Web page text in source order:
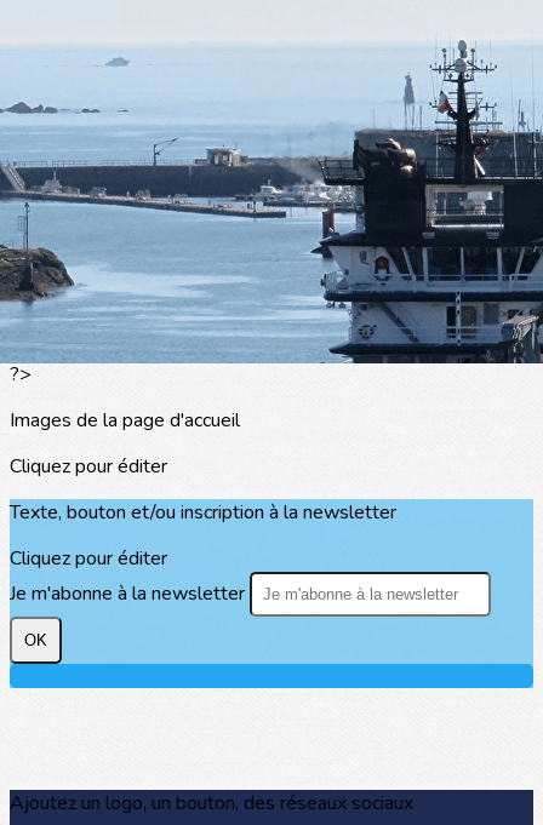
Exporter toutes les colonnes
Exporter uniquement les colonnes affichées
Menu
>
Les portraits
La presse en parle
Agenda
Les événements
?>
Images de la page d'accueil
Cliquez pour éditer
Texte, bouton et/ou inscription à la newsletter
Cliquez pour éditer
Je m'abonne à la newsletter
OK
Ajoutez un logo, un bouton, des réseaux sociaux